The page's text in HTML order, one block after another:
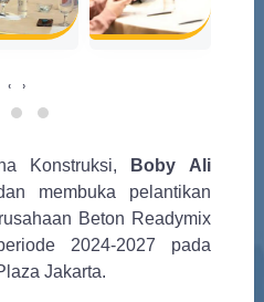
‹ ›
Konstruksi,
Boby Ali
membuka pelantikan
Beton Readymix
2024-2027 pada
Jakarta.